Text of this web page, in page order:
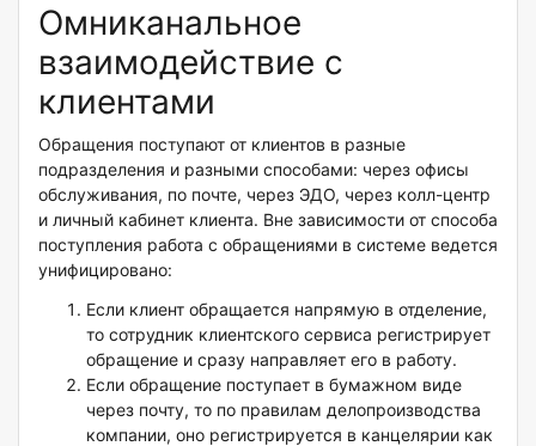
Омниканальное
взаимодействие с
клиентами
Обращения поступают от клиентов в разные
подразделения и разными способами: через офисы
обслуживания, по почте, через ЭДО, через колл-центр
и личный кабинет клиента. Вне зависимости от способа
поступления работа с обращениями в системе ведется
унифицировано:
Если клиент обращается напрямую в отделение,
то сотрудник клиентского сервиса регистрирует
обращение и сразу направляет его в работу.
Если обращение поступает в бумажном виде
через почту, то по правилам делопроизводства
компании, оно регистрируется в канцелярии как